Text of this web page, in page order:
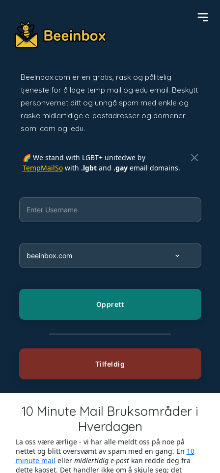
BeeInbox.com er en gratis, rask og pålitelig
tjeneste for å lage temp mail og edu email. Beskytt
personvernet ditt og unngå spam med enkle og
raske midlertidige e-postadresser og domener
som .com og .edu.
🌈 We stand with LGBT+ unitedwe by
TempMailSowith .lgbtand .gayemail domains.
10 Minute Mail Bruksområder i
Hverdagen
La oss være ærlige - vi har alle meldt oss på noe på
nettet og blitt oversvømt av spam med en gang. En 10
minute mail eller midlertidig e-postkan redde deg fra
dette kaoset. Det handler ikke om å skjule seg; det